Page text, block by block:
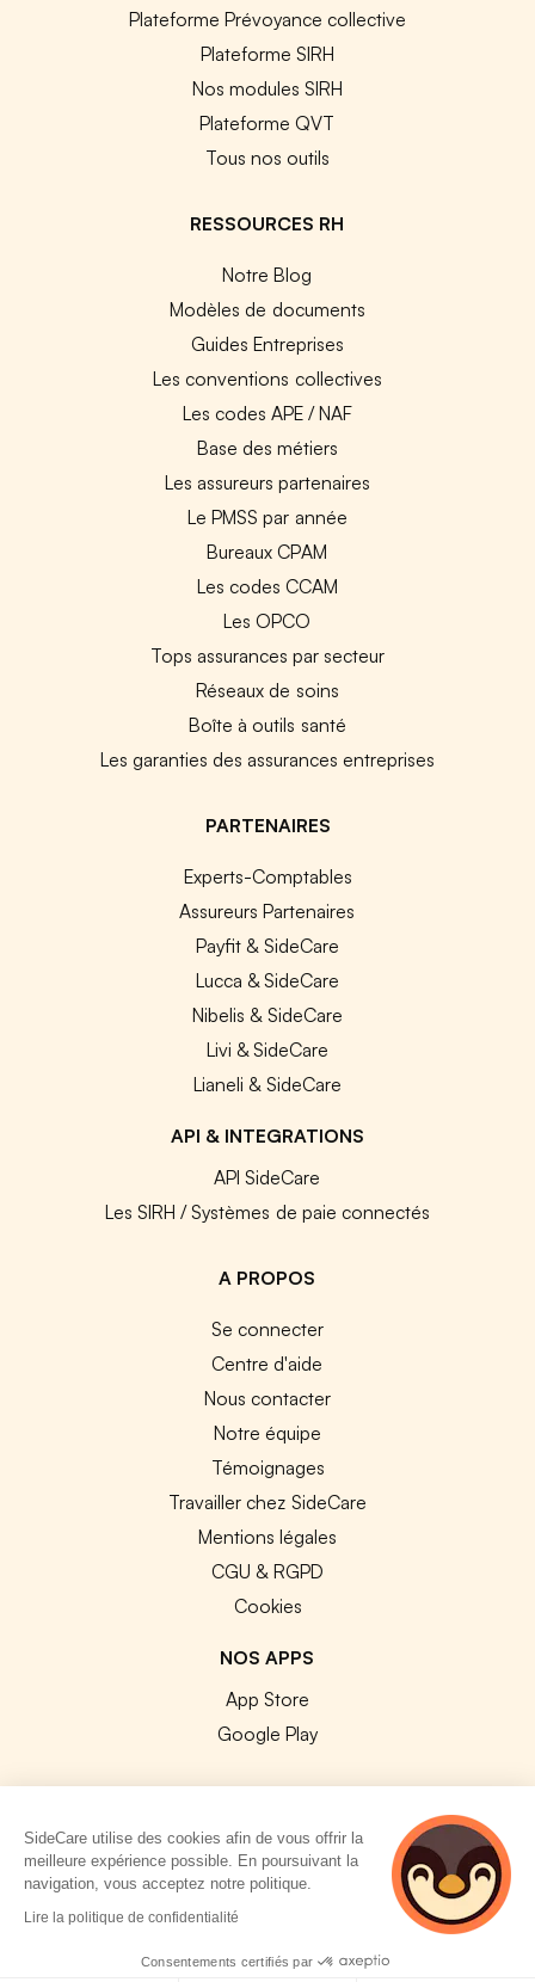
Plateforme Prévoyance collective
Plateforme SIRH
Nos modules SIRH
Plateforme QVT
Tous nos outils
RESSOURCES RH
Notre Blog
Modèles de documents
Guides Entreprises
Les conventions collectives
Les codes APE / NAF
Base des métiers
Les assureurs partenaires
Le PMSS par année
Bureaux CPAM
Les codes CCAM
Les OPCO
Tops assurances par secteur
Réseaux de soins
Boîte à outils santé
Les garanties des assurances entreprises
PARTENAIRES
Experts-Comptables
Assureurs Partenaires
Payfit & SideCare
Lucca & SideCare
Nibelis & SideCare
Livi & SideCare
Lianeli & SideCare
API & INTEGRATIONS
API SideCare
Les SIRH / Systèmes de paie connectés
A PROPOS
Se connecter
Centre d'aide
Nous contacter
Notre équipe
Témoignages
Travailler chez SideCare
Mentions légales
CGU & RGPD
Cookies
NOS APPS
App Store
Google Play
© 2026 SideCare. Tous droits réservés.
SideCare utilise des cookies afin de vous offrir la
meilleure expérience possible. En poursuivant la
navigation, vous acceptez notre politique.
Lire la politique de confidentialité
Consentements certifiés par
2 personnes
consultent
actuellement cette